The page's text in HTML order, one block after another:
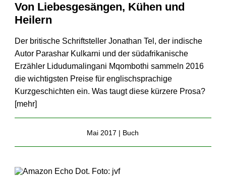
Von Liebesgesängen, Kühen und
Heilern
Der britische Schriftsteller Jonathan Tel, der indische
Autor Parashar Kulkarni und der südafrikanische
Erzähler Lidudumalingani Mqombothi sammeln 2016
die wichtigsten Preise für englischsprachige
Kurzgeschichten ein. Was taugt diese kürzere Prosa?
[mehr]
Mai 2017 | Buch